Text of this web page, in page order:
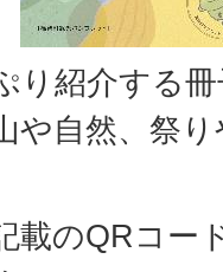
り紹介する
や自然、祭
載のQRコー